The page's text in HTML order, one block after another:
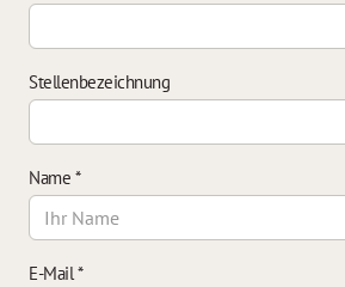
Stellenbezeichnung
Name *
E-Mail*